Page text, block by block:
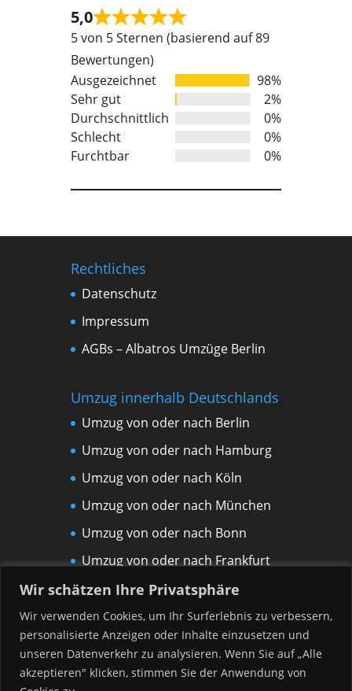
Wir schätzen Ihre Privatsphäre
Wir verwenden Cookies, um Ihr Surferlebnis zu verbessern,
personalisierte Anzeigen oder Inhalte einzusetzen und
unseren Datenverkehr zu analysieren. Wenn Sie auf „Alle
akzeptieren" klicken, stimmen Sie der Anwendung von
5,0
Rated
out
5
5 von 5 Sternen (basierend auf 89
Bewertungen)
Ausgezeichnet
98%
Sehr gut
2%
Durchschnittlich
0%
Schlecht
0%
Furchtbar
0%
Rechtliches
Datenschutz
Impressum
AGBs – Albatros Umzüge Berlin
Umzug innerhalb Deutschlands
Umzug von oder nach Berlin
Umzug von oder nach Hamburg
Umzug von oder nach Köln
Umzug von oder nach München
Umzug von oder nach Bonn
Umzug von oder nach Frankfurt
am Main
Umzug von oder nach Leipzig
Umzug von oder nach Rostock
Umzug von oder nach Düsseldorf